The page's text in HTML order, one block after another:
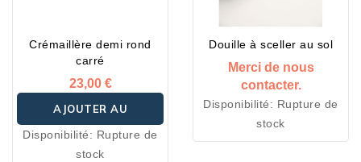
Crémaillère demi rond
carré
23,00 €
AJOUTER AU
PANIER
Disponibilité: Rupture de
stock
Douille à sceller au sol
Merci de nous
contacter.
Disponibilité: Rupture de
stock